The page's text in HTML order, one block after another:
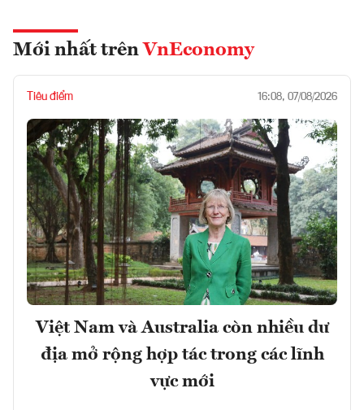
Mới nhất trên VnEconomy
Tiêu điểm 16:08, 07/08/2026
Việt Nam và Australia còn nhiều dư
địa mở rộng hợp tác trong các lĩnh
vực mới